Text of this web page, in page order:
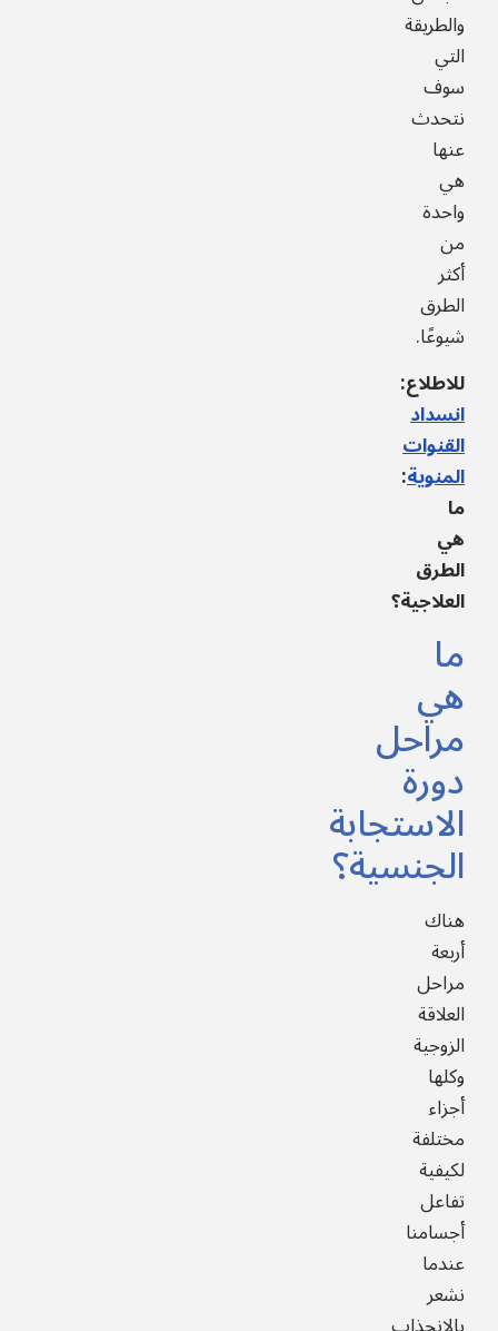
والطريقة
التي
سوف
نتحدث
عنها
هي
واحدة
من
أكثر
الطرق
شيوعًا.
للاطلاع:
انسداد
القنوات
المنوية:
ما
هي
الطرق
العلاجية؟
ما
هي
مراحل
دورة
الاستجابة
الجنسية؟
هناك
أربعة
مراحل
العلاقة
الزوجية
وكلها
أجزاء
مختلفة
لكيفية
تفاعل
أجسامنا
عندما
نشعر